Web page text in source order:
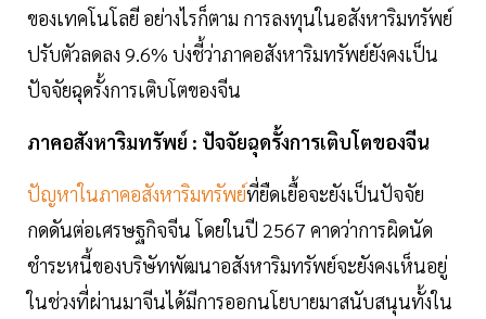
ของเทคโนโลยี อย่างไรก็ตาม การลงทุนในอสังหาริมทรัพย์
ปรับตัวลดลง 9.6% บ่งชี้ว่าภาคอสังหาริมทรัพย์ยังคงเป็น
ปัจจัยฉุดรั้งการเติบโตของจีน
ภาคอสังหาริมทรัพย์ : ปัจจัยฉุดรั้งการเติบโตของจีน
ปัญหาในภาคอสังหาริมทรัพย์ที่ยืดเยื้อจะยังเป็นปัจจัย
กดดันต่อเศรษฐกิจจีน โดยในปี 2567 คาดว่าการผิดนัด
ชำระหนี้ของบริษัทพัฒนาอสังหาริมทรัพย์จะยังคงเห็นอยู่
ในช่วงที่ผ่านมาจีนได้มีการออกนโยบายมาสนับสนุนทั้งใน